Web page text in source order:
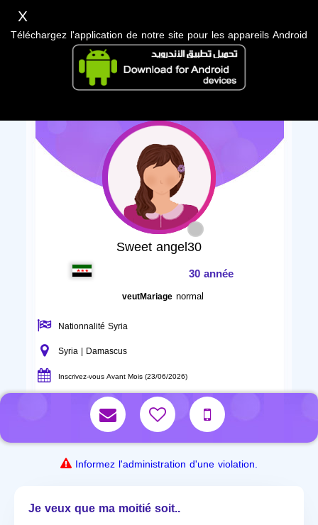
Sweet angel30
30 année
veutMariage normal
Nationnalité Syria
Syria | Damascus
Inscrivez-vous Avant Mois (23/06/2026)
Informez l'administration d'une violation.
Je veux que ma moitié soit..
X
Téléchargez l'application de notre site pour les appareils Android